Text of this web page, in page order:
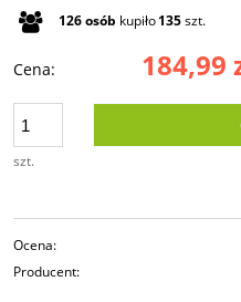
126osób kupiło135szt.
Cena: 184,99
szt.
Ocena:
Producent: